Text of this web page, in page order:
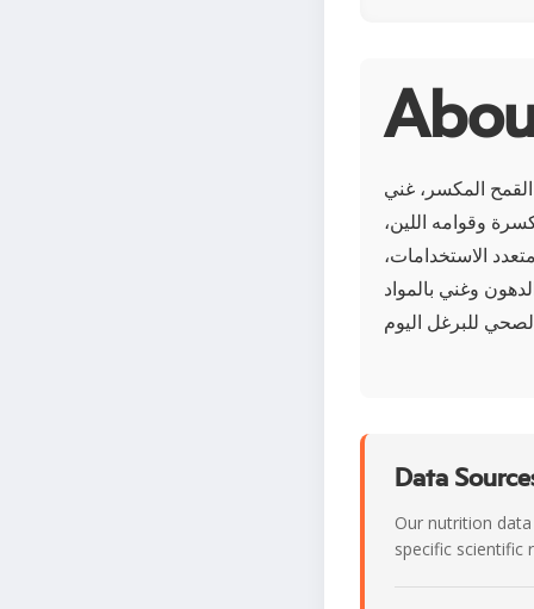
المكسر، غني
وقوامه اللين،
الاستخدامات،
وغني بالمواد
Data
Our nutrition
specific scientific